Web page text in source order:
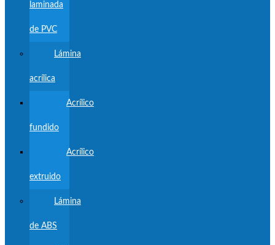
laminada
de PVC
Lámina
acrílica
Acrílico
fundido
Acrílico
extruido
Lámina
de ABS